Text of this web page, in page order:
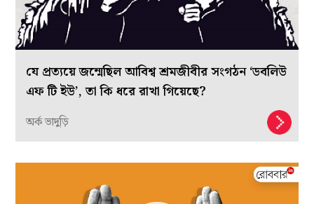
যে প্রত্যয়ে জন্মেছিল আবিশ্ব শ্রমজীবীর সংগঠন ‘ডবলিউ
এফ টি ইউ’, তা কি ধরে রাখা গিয়েছে?
অর্ক ভাদুড়ি